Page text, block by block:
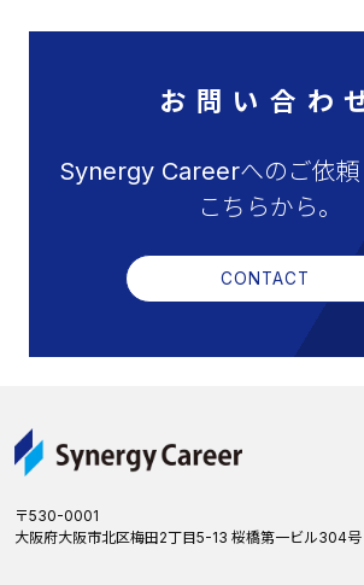
お問い合わ
Synergy Careerへのご依
こちらから。
CONTACT
〒530-0001
大阪府大阪市北区梅田2丁目5-13 桜橋第一ビル304号